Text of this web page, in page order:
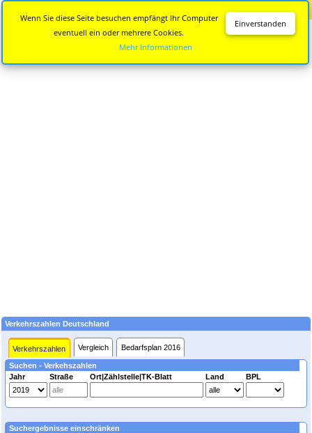
Verkehrszahlen Deutschland
Verkehrszahlen Vergleich Bedarfsplan 2016
Suchen - Verkehszahlen
Jahr
Straße Ort|Zählstelle|TK-Blatt Land BPL
Suchergebnisse einschränken
Einverstanden
Wenn Sie diese Seite besuchen empfängt Ihr Computer
eventuell ein oder mehrere Cookies.
Mehr Informationen